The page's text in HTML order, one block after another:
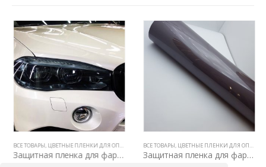
ВСЕ ТОВАРЫ, ЦВЕТНЫЕ ПЛЕНКИ ДЛЯ ОПТИКИ АВТО
Защитная пленка для фар Optic Smoke PPF 1,52м х 1м
ВСЕ ТОВАРЫ, ЦВЕТНЫЕ ПЛЕНКИ ДЛЯ ОПТИКИ АВТО
Защитная пленка для фар Double Black TPH Hybrid (темно-серый) 60см